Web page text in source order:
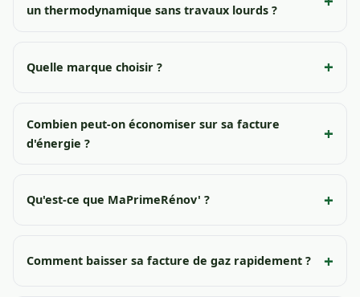
un thermodynamique sans travaux lourds ?
Quelle marque choisir ?
Combien peut-on économiser sur sa facture
d'énergie ?
Qu'est-ce que MaPrimeRénov' ?
Comment baisser sa facture de gaz rapidement ?